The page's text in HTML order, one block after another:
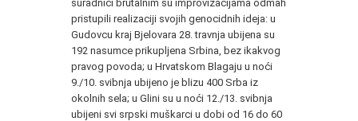
suradnici brutalnim su improvizacijama odmah
pristupili realizaciji svojih genocidnih ideja: u
Gudovcu kraj Bjelovara 28. travnja ubijena su
192 nasumce prikupljena Srbina, bez ikakvog
pravog povoda; u Hrvatskom Blagaju u noći
9./10. svibnja ubijeno je blizu 400 Srba iz
okolnih sela; u Glini su u noći 12./13. svibnja
ubijeni svi srpski muškarci u dobi od 16 do 60